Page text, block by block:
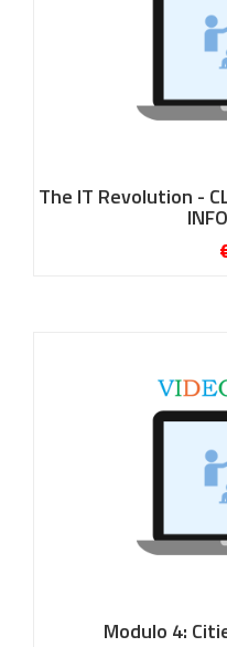
The IT Revolution -
Modulo 4: